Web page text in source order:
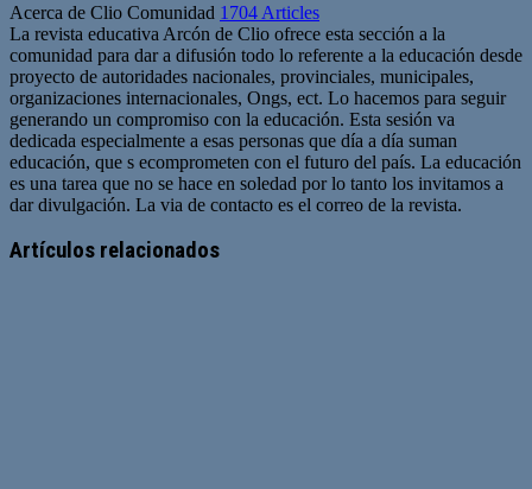
Acerca de Clio Comunidad 1704 Articles
La revista educativa Arcón de Clio ofrece esta sección a la
comunidad para dar a difusión todo lo referente a la educación desde
proyecto de autoridades nacionales, provinciales, municipales,
organizaciones internacionales, Ongs, ect. Lo hacemos para seguir
generando un compromiso con la educación. Esta sesión va
dedicada especialmente a esas personas que día a día suman
educación, que s ecomprometen con el futuro del país. La educación
es una tarea que no se hace en soledad por lo tanto los invitamos a
dar divulgación. La via de contacto es el correo de la revista.
web
Artículos relacionados